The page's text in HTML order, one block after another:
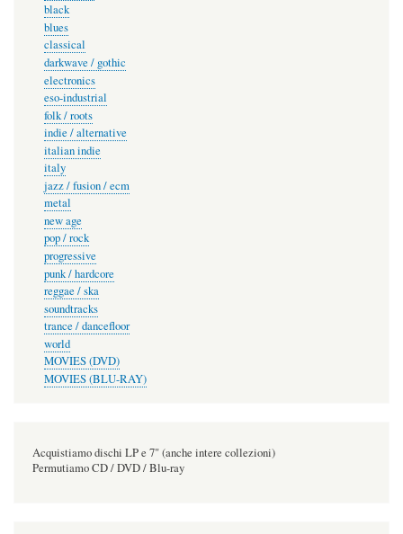
black
blues
classical
darkwave / gothic
electronics
eso-industrial
folk / roots
indie / alternative
italian indie
italy
jazz / fusion / ecm
metal
new age
pop / rock
progressive
punk / hardcore
reggae / ska
soundtracks
trance / dancefloor
world
MOVIES (DVD)
MOVIES (BLU-RAY)
Acquistiamo dischi LP e 7" (anche intere collezioni)
Permutiamo CD / DVD / Blu-ray